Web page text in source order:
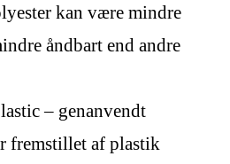
kan være mindre
åndbart end andre
– genanvendt
fremstillet af plastik